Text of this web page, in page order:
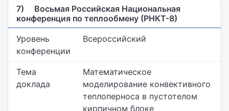
7)
Восьмая Российская Национальная
конференция по теплообмену (РНКТ-8)
Уровень
конференции
Всероссийский
Тема
доклада
Математическое
моделирование конвективного
теплоперноса в пустотелом
кирпичном блоке